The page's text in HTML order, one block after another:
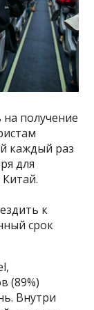
на получение
каждый раз
для
к
срок
(89%)
Внутри